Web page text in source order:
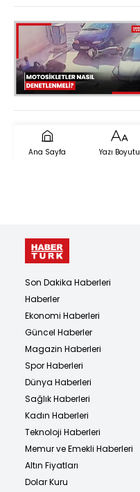
Ana Sayfa Yazı Boyutu
Son Dakika Haberleri
Haberler
Ekonomi Haberleri
Güncel Haberler
Magazin Haberleri
Spor Haberleri
Dünya Haberleri
Sağlık Haberleri
Kadın Haberleri
Teknoloji Haberleri
Memur ve Emekli Haberleri
Altın Fiyatları
Dolar Kuru